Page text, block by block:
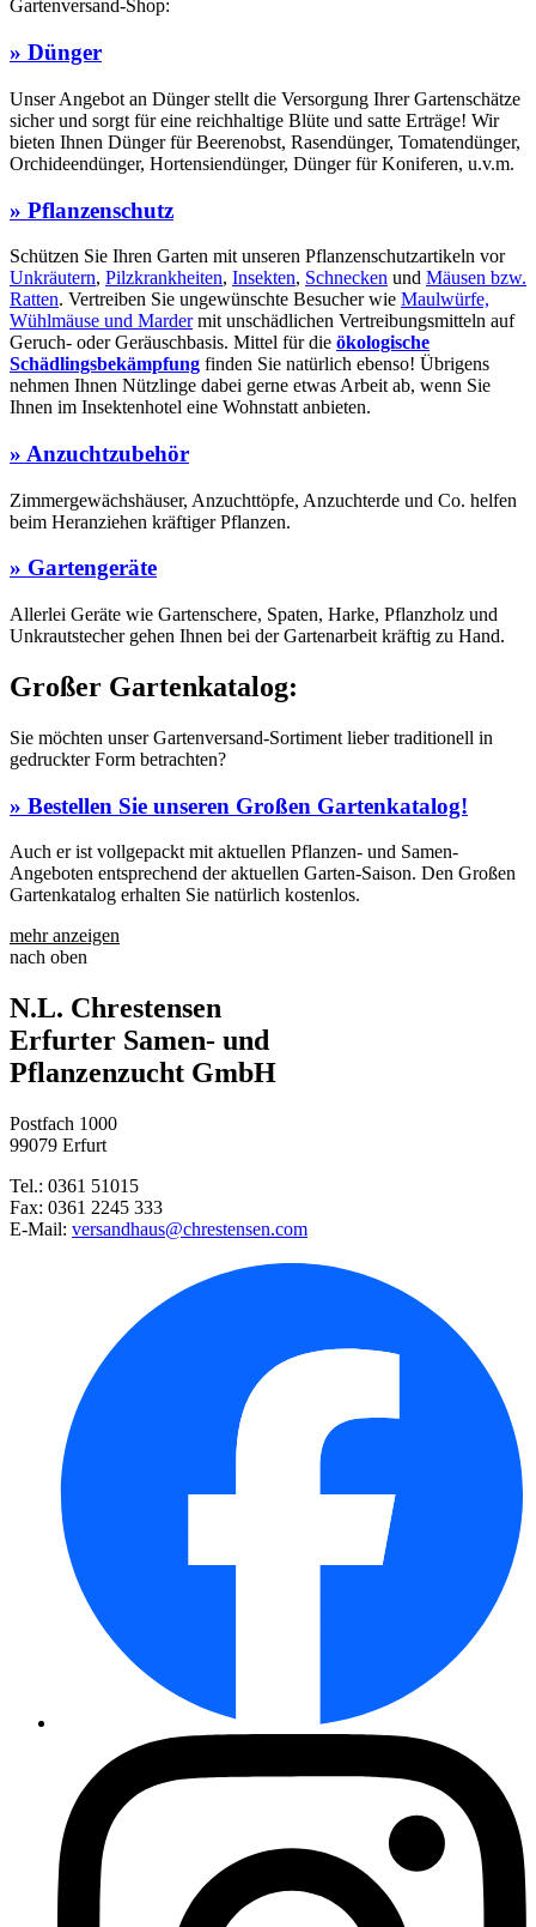
Gartenversand-Shop:
» Dünger
Unser Angebot an Dünger stellt die Versorgung Ihrer Gartenschätze
sicher und sorgt für eine reichhaltige Blüte und satte Erträge! Wir
bieten Ihnen Dünger für Beerenobst, Rasendünger, Tomatendünger,
Orchideendünger, Hortensiendünger, Dünger für Koniferen, u.v.m.
» Pflanzenschutz
Schützen Sie Ihren Garten mit unseren Pflanzenschutzartikeln vor
Unkräutern, Pilzkrankheiten, Insekten, Schnecken und Mäusen bzw.
Ratten. Vertreiben Sie ungewünschte Besucher wie Maulwürfe,
Wühlmäuse und Mardermit unschädlichen Vertreibungsmitteln auf
Geruch- oder Geräuschbasis. Mittel für die ökologische
Schädlingsbekämpfung finden Sie natürlich ebenso! Übrigens
nehmen Ihnen Nützlinge dabei gerne etwas Arbeit ab, wenn Sie
Ihnen im Insektenhotel eine Wohnstatt anbieten.
» Anzuchtzubehör
Zimmergewächshäuser, Anzuchttöpfe, Anzuchterde und Co. helfen
beim Heranziehen kräftiger Pflanzen.
» Gartengeräte
Allerlei Geräte wie Gartenschere, Spaten, Harke, Pflanzholz und
Unkrautstecher gehen Ihnen bei der Gartenarbeit kräftig zu Hand.
Großer Gartenkatalog:
Sie möchten unser Gartenversand-Sortiment lieber traditionell in
gedruckter Form betrachten?
» Bestellen Sie unseren Großen Gartenkatalog!
Auch er ist vollgepackt mit aktuellen Pflanzen- und Samen-
Angeboten entsprechend der aktuellen Garten-Saison. Den Großen
Gartenkatalog erhalten Sie natürlich kostenlos.
mehr anzeigen
nach oben
N.L. Chrestensen
Erfurter Samen- und
Pflanzenzucht GmbH
Postfach 1000
99079 Erfurt
Tel.: 0361 51015
Fax: 0361 2245 333
E-Mail: versandhaus@chrestensen.com